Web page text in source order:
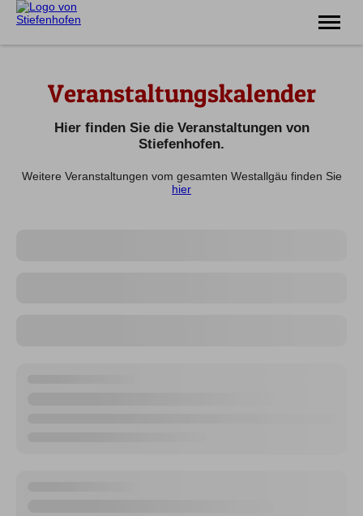
Familie
Unterkünfte
Prospekte
Veranstaltungskalender
Hier finden Sie die Veranstaltungen von
Stiefenhofen.
Weitere Veranstaltungen vom gesamten Westallgäu finden Sie
hier